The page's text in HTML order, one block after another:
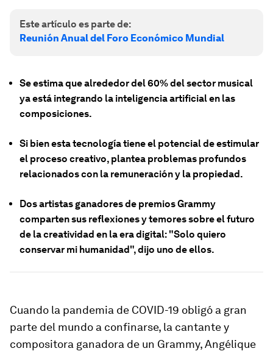
Este artículo es parte de:
Reunión Anual del Foro Económico Mundial
Se estima que alrededor del 60% del sector musical
ya está integrando la inteligencia artificial en las
composiciones.
Si bien esta tecnología tiene el potencial de estimular
el proceso creativo, plantea problemas profundos
relacionados con la remuneración y la propiedad.
Dos artistas ganadores de premios Grammy
comparten sus reflexiones y temores sobre el futuro
de la creatividad en la era digital: "Solo quiero
conservar mi humanidad", dijo uno de ellos.
Cuando la pandemia de COVID-19 obligó a gran
parte del mundo a confinarse, la cantante y
compositora ganadora de un Grammy, Angélique